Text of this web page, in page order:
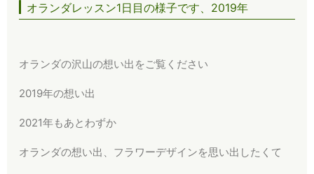
オランダレッスン1日目の様子です、2019年
オランダの沢山の想い出をご覧ください
2019年の想い出
2021年もあとわずか
オランダの想い出、フラワーデザインを思い出したくて